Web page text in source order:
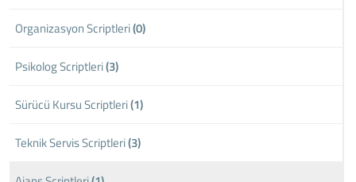
Organizasyon Scriptleri(0)
Psikolog Scriptleri(3)
Sürücü Kursu Scriptleri(1)
Teknik Servis Scriptleri(3)